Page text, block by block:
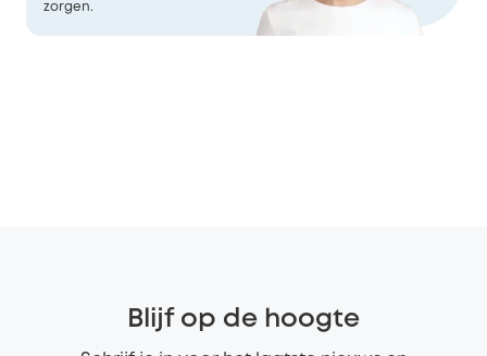
zorgen.
Blijf op de hoogte